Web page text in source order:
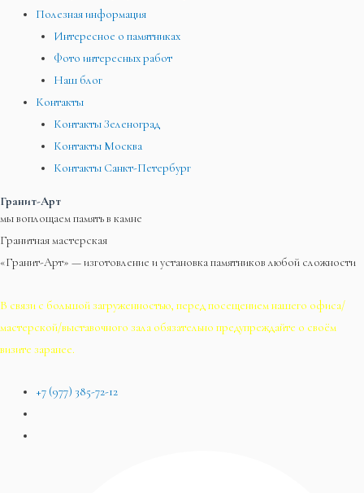
Полезная информация
Интересное о памятниках
Фото интересных работ
Наш блог
Контакты
Контакты Зеленоград
Контакты Москва
Контакты Санкт-Петербург
Гранит-Арт
мы воплощаем память в камне
Гранитная мастерская
«Гранит-Арт» — изготовление и установка памятников любой сложности
В связи с большой загруженностью, перед посещением нашего офиса/
мастерской/выставочного зала обязательно предупреждайте о своём
визите заранее.
+7 (977) 385-72-12